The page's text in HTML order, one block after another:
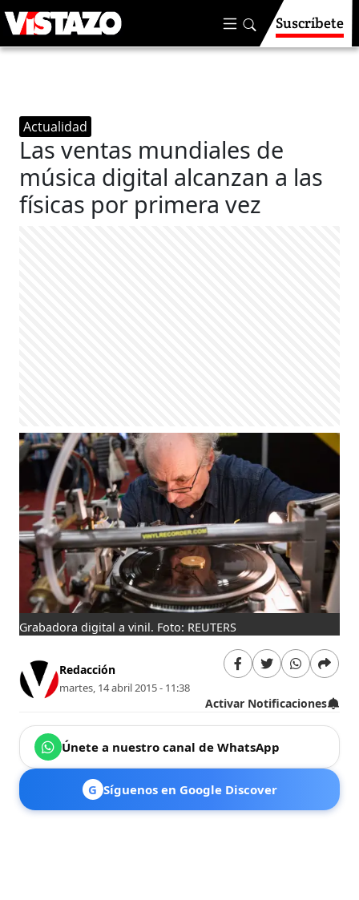
Suscríbete
Actualidad
Las ventas mundiales de
música digital alcanzan a las
físicas por primera vez
Grabadora digital a vinil. Foto: REUTERS
Redacción
martes, 14 abril 2015 - 11:38
Activar Notificaciones
Únete a nuestro canal de WhatsApp
G Síguenos en Google Discover